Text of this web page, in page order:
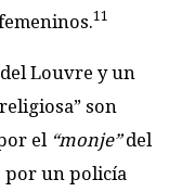
11
Louvre y un
son
el “monje”del
por un policía